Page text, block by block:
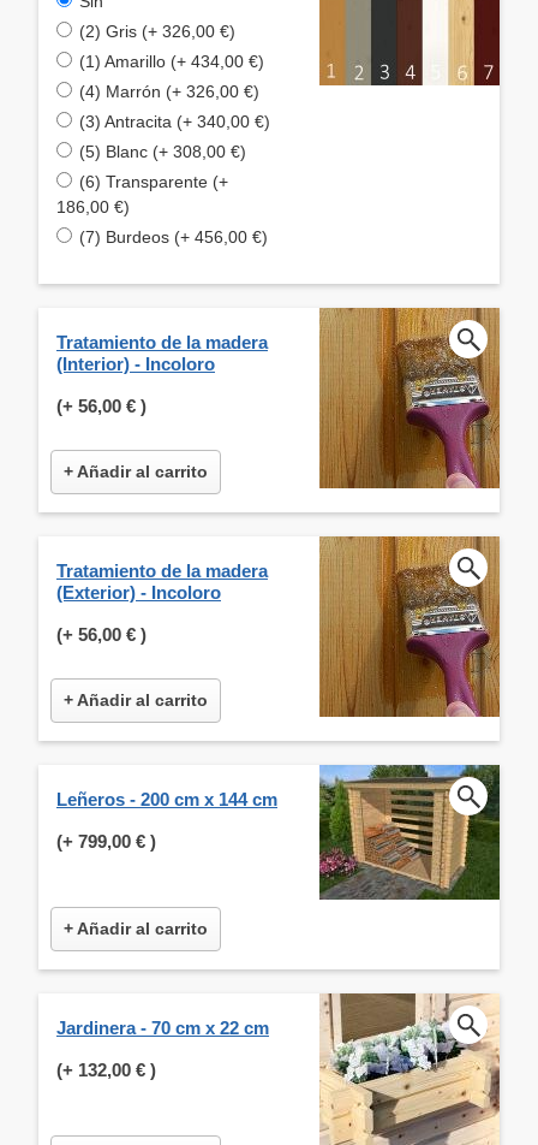
(2) Gris (+ 326,00 €)
(1) Amarillo (+ 434,00 €)
(4) Marrón (+ 326,00 €)
(3) Antracita (+ 340,00 €)
(5) Blanc (+ 308,00 €)
(6) Transparente (+
186,00 €)
(7) Burdeos (+ 456,00 €)
Tratamiento de la madera
(Interior) - Incoloro
(+ 56,00 € )
+ Añadir al carrito
Tratamiento de la madera
(Exterior) - Incoloro
(+ 56,00 € )
+ Añadir al carrito
Leñeros - 200 cm x 144 cm
(+ 799,00 € )
+ Añadir al carrito
Jardinera - 70 cm x 22 cm
(+ 132,00 € )